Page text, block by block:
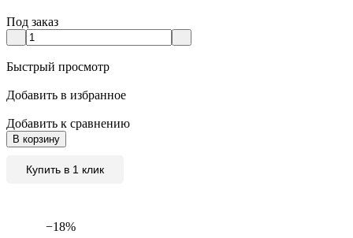
Под заказ
Быстрый просмотр
Добавить в избранное
Добавить к сравнению
В корзину
Купить в 1 клик
−18%